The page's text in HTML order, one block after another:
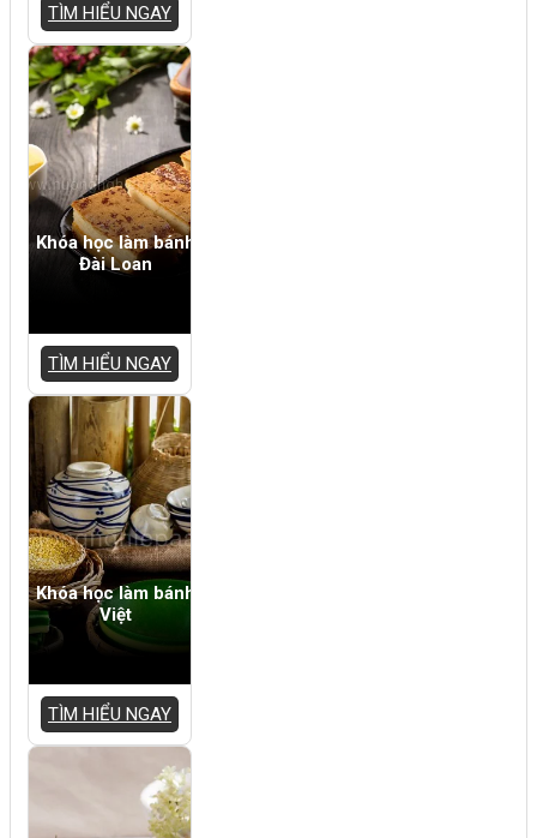
TÌM HIỂU NGAY
Khóa học làm bánh
Đài Loan
TÌM HIỂU NGAY
Khóa học làm bánh
Việt
TÌM HIỂU NGAY